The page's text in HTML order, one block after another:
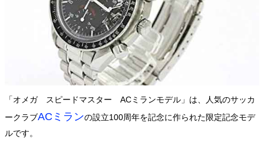
「オメガ スピードマスター ACミランモデル」は、人気のサッカ
ークラブACミランの設立100周年を記念に作られた限定記念モデ
ルです。